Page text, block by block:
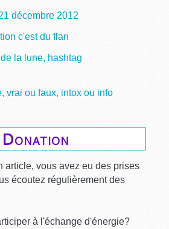
décembre 2012
c'est du flan
la lune, hashtag
vrai ou faux, intox ou info
Donation
article, vous avez eu des prises
écoutez régulièrement des
à l'échange d'énergie?